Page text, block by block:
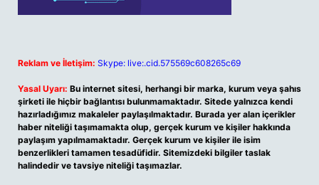
Reklam ve İletişim: Skype: live:.cid.575569c608265c69
Yasal Uyarı: Bu internet sitesi, herhangi bir marka, kurum veya şahıs
şirketi ile hiçbir bağlantısı bulunmamaktadır. Sitede yalnızca kendi
hazırladığımız makaleler paylaşılmaktadır. Burada yer alan içerikler
haber niteliği taşımamakta olup, gerçek kurum ve kişiler hakkında
paylaşım yapılmamaktadır. Gerçek kurum ve kişiler ile isim
benzerlikleri tamamen tesadüfidir. Sitemizdeki bilgiler taslak
halindedir ve tavsiye niteliği taşımazlar.